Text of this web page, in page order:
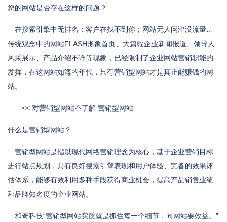
您的网站是否存在这样的问题？
在搜索引擎中无排名；客户在找不到你；网站无人问津没流量…
传统观念中的网站FLASH形象首页、大篇幅企业新闻报道、领导人
风采展示、产品介绍不详等现象，已经限制了企业网站营销职能的
发挥，在这网站如海的年代，只有营销型网站才是真正能赚钱的网
站。
<< 对营销型网站不了解 营销型网站
什么是营销型网站？
营销型网站是指以现代网络营销理念为核心，基于企业营销目标
进行站点规划，具有良好搜索引擎表现和用户体验、完备的效果评
估体系，能够有效利用多种手段获得商业机会，提高产品销售业绩
和品牌知名度的企业网站。
和奇科技“营销型网站实质就是抓住每一个细节，向网站要效益。”